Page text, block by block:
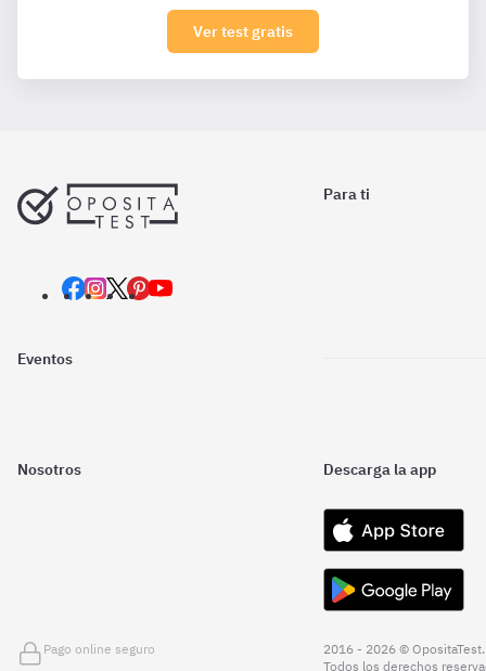
Ver test gratis
Para ti
Eventos
Nosotros Descarga la app
Pago online seguro
2016 - 2026 © OpositaTest.
Todos los derechos